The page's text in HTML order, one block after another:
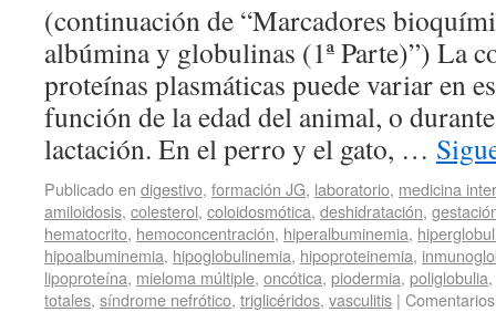
(continuación de “Marcadores
albúmina y globulinas (1ª Parte)”) La
proteínas plasmáticas puede variar en
función de la edad del animal, o
lactación. En el perro y el gato, …
Publicado en digestivo, formación JG, laboratorio, medicina
amiloidosis, colesterol, coloidosmótica, deshidratación,
hematocrito, hemoconcentración, hiperalbuminemia,
hipoalbuminemia, hipoglobulinemia, hipoproteinemia,
lipoproteína, mieloma múltiple, oncótica, piodermia, poliglobulia,
totales, síndrome nefrótico, triglicéridos, vasculitis |